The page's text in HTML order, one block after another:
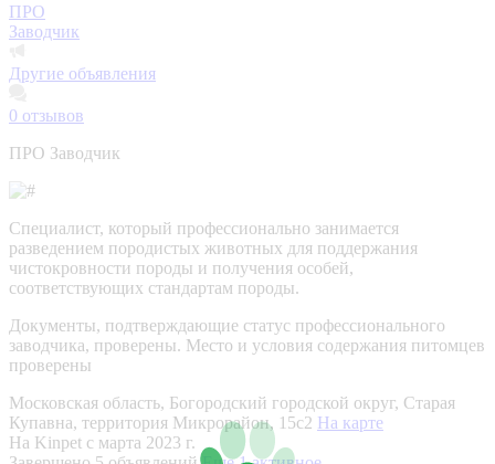
ПРО
Заводчик
Другие объявления
0 отзывов
ПРО Заводчик
Специалист, который профессионально занимается
разведением породистых животных для поддержания
чистокровности породы и получения особей,
соответствующих стандартам породы.
Документы, подтверждающие статус профессионального
заводчика, проверены. Место и условия содержания питомцев
проверены
Московская область, Богородский городской округ, Старая
Купавна, территория Микрорайон, 15с2 На карте
На Kinpet c марта 2023 г.